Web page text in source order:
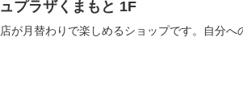
プラザくまもと 1F
が月替わりで楽しめるショップです。自分へ